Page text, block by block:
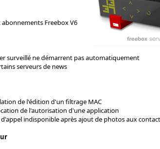
Freebox V6
surveillé ne démarrent pas automatiquement
serveurs de news
de l'édition d'un filtrage MAC
de l'autorisation d'une application
indisponible après ajout de photos aux